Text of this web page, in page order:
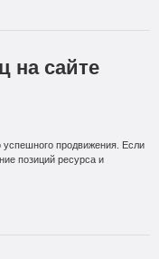
на сайте
успешного продвижения. Если
позиций ресурса и